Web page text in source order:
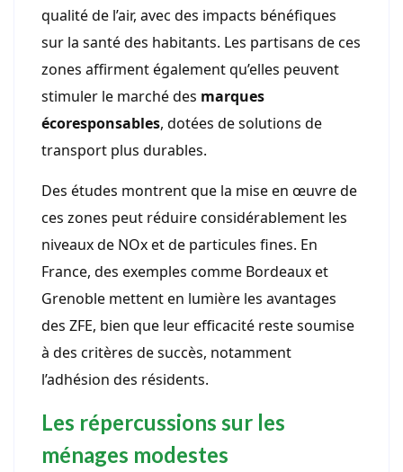
qualité de l’air, avec des impacts bénéfiques
sur la santé des habitants. Les partisans de ces
zones affirment également qu’elles peuvent
stimuler le marché des marques
écoresponsables, dotées de solutions de
transport plus durables.
Des études montrent que la mise en œuvre de
ces zones peut réduire considérablement les
niveaux de NOx et de particules fines. En
France, des exemples comme Bordeaux et
Grenoble mettent en lumière les avantages
des ZFE, bien que leur efficacité reste soumise
à des critères de succès, notamment
l’adhésion des résidents.
Les répercussions sur les
ménages modestes